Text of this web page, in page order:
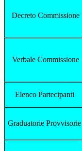
Decreto Commissione
Verbale Commissione
Elenco Partecipanti
Graduatorie Provvisorie